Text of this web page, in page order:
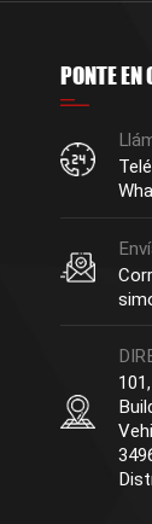
PONTE EN